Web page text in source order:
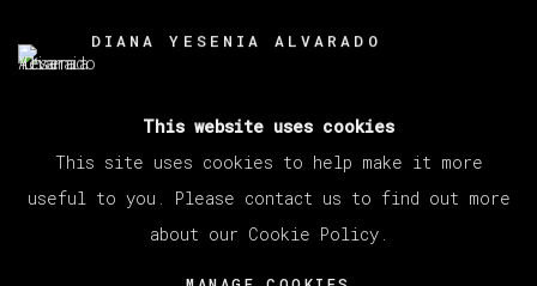
DIANA YESENIA ALVARADO
COPYRIGHT © 2026 VETA GALERIA
This website uses cookies
This site uses cookies to help make it more
useful to you. Please contact us to find out more
about our Cookie Policy.